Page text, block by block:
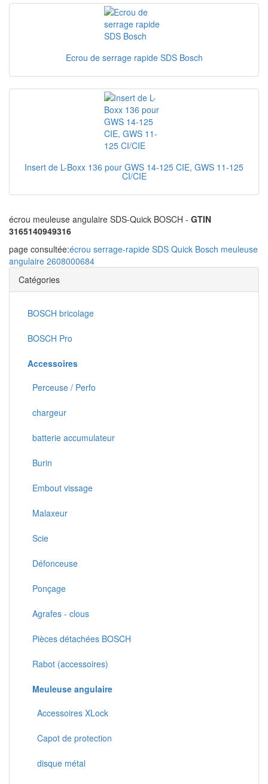
Ecrou de serrage rapide SDS Bosch
Insert de L-Boxx 136 pour GWS 14-125 CIE, GWS 11-125
CI/CIE
écrou meuleuse angulaire SDS-Quick BOSCH - GTIN
3165140949316
page consultée:écrou serrage-rapide SDS Quick Bosch meuleuse
angulaire 2608000684
Catégories
BOSCH bricolage
BOSCH Pro
Accessoires
Perceuse / Perfo
chargeur
batterie accumulateur
Burin
Embout vissage
Malaxeur
Scie
Défonceuse
Ponçage
Agrafes - clous
Pièces détachées BOSCH
Rabot (accessoires)
Meuleuse angulaire
Accessoires XLock
Capot de protection
disque métal